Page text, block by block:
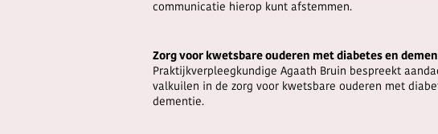
communicatie hierop kunt afstemmen.
Zorg voor kwetsbare ouderen met diabetes en
Praktijkverpleegkundige Agaath Bruin bespreekt
valkuilen in de zorg voor kwetsbare ouderen met
dementie.